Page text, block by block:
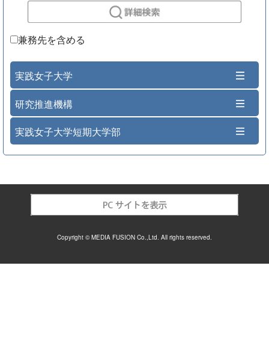
兼務先を含める
実践女子大学
研究推進機構
実践女子大学短期大学部
Copyright © MEDIA FUSION Co.,Ltd. All rights reserved.